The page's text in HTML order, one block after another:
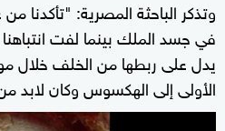
وتذكر الباحثة المصرية: "تأكدنا
في جسد الملك بينما لفت
يدل على ربطها من الخلف خلال
الأولى إلى الهكسوس وكان لابد